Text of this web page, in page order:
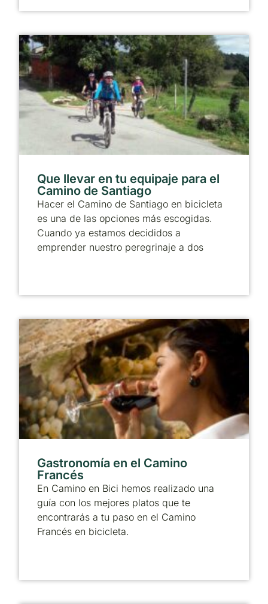
Que llevar en tu equipaje para el
Camino de Santiago
Hacer el Camino de Santiago en bicicleta
es una de las opciones más escogidas.
Cuando ya estamos decididos a
emprender nuestro peregrinaje a dos
Gastronomía en el Camino
Francés
En Camino en Bici hemos realizado una
guía con los mejores platos que te
encontrarás a tu paso en el Camino
Francés en bicicleta.